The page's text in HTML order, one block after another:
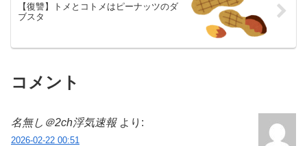
【復讐】トメとコトメはピーナッツのダ
ブスタ
コメント
名無し＠2ch浮気速報 より:
2026-02-22 00:51